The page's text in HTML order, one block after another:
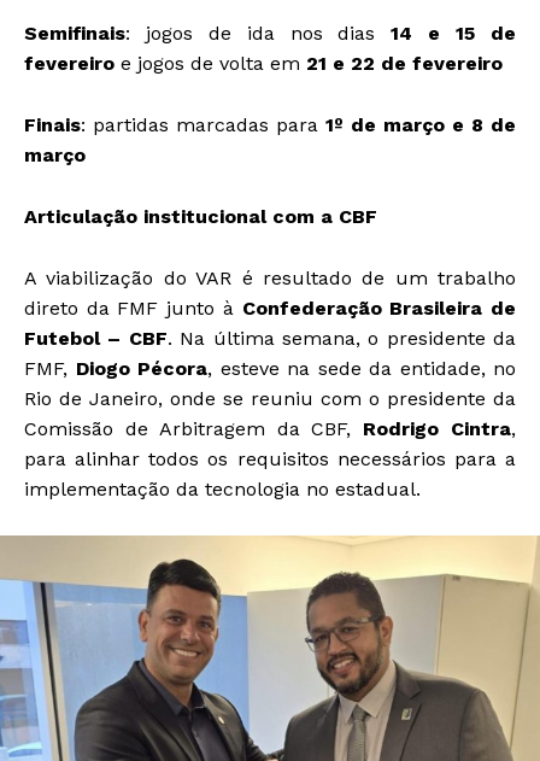
Semifinais: jogos de ida nos dias14 e 15 de
fevereiro e jogos de volta em 21 e 22 de fevereiro
Finais: partidas marcadas para 1º de março e 8 de
março
Articulação institucional com a CBF
A viabilização do VAR é resultado de um trabalho
direto da FMF junto à Confederação Brasileira de
Futebol – CBF. Na última semana, o presidente da
FMF, Diogo Pécora, esteve na sede da entidade, no
Rio de Janeiro, onde se reuniu com o presidente da
Comissão de Arbitragem da CBF, Rodrigo Cintra,
para alinhar todos os requisitos necessários para a
implementação da tecnologia no estadual.